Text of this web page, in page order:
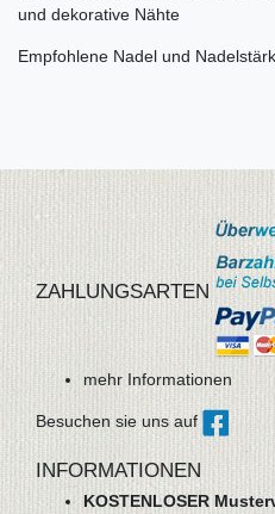
und dekorative Nähte
Empfohlene Nadel und
ZAHLUNGSARTEN
mehr Informationen
Besuchen sie uns auf
INFORMATIONEN
KOSTENLOSER